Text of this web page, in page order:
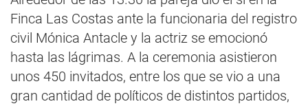
Finca Las Costas ante la funcionaria del registro
civil Mónica Antacle y la actriz se emocionó
hasta las lágrimas. A la ceremonia asistieron
unos 450 invitados, entre los que se vio a una
gran cantidad de políticos de distintos partidos,